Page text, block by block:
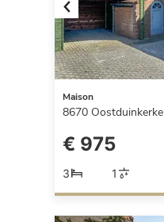
Previous
Maison
8670 Oostduinkerke
€ 975
3 1